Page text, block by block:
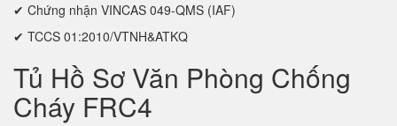
✔ Chứng nhận VINCAS 049-QMS (IAF)
✔ TCCS 01:2010/VTNH&ATKQ
Tủ Hồ Sơ Văn Phòng Chống
Cháy FRC4